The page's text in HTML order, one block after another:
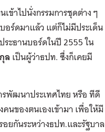
ข้าไปนั่งกรรมการชุดต่าง ๆ
อร์ดมาแล้ว แต่ก็ไม่มีประเด็น
ระธานบอร์ดในปี 2555 ใน
ลเป็นผู้ว่าธปท. ซึ่งก็เคยมี
พัฒนาประเทศไทย หรือ ทีดี
นของตนเองเข้ามา เพื่อให้มี
ยกันระหว่างธปท.และรัฐบาล